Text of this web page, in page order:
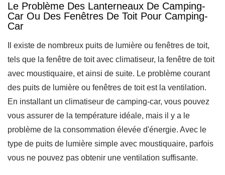
Le Problème Des Lanterneaux De Camping-
Car Ou Des Fenêtres De Toit Pour Camping-
Car
Il existe de nombreux puits de lumière ou fenêtres de toit,
tels que la fenêtre de toit avec climatiseur, la fenêtre de toit
avec moustiquaire, et ainsi de suite. Le problème courant
des puits de lumière ou fenêtres de toit est la ventilation.
En installant un climatiseur de camping-car, vous pouvez
vous assurer de la température idéale, mais il y a le
problème de la consommation élevée d'énergie. Avec le
type de puits de lumière simple avec moustiquaire, parfois
vous ne pouvez pas obtenir une ventilation suffisante.